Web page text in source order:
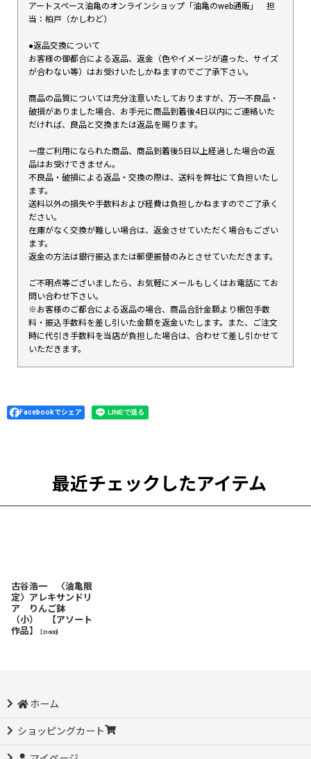
アートスペース油亀のオンラインショップ「油亀のweb通販」 担
当：柏戸（かしわど）
●返品交換について
お客様の御都合による返品、返金（色やイメージが違った、サイズ
が合わない等）はお受けいたしかねますのでご了承下さい。
商品の品質については充分注意いたしておりますが、万一不良品・
破損がありました場合、お手元に商品到着後4日以内にご連絡いた
だければ、良品と交換または返品を賜ります。
一度ご利用になられた商品、商品到着後5日以上経過した場合の返
品はお受けできません。
不良品・破損による返品・交換の際は、送料を弊社にて負担いたし
ます。
送料以外の損失や手数料および経費は負担しかねますのでご了承く
ださい。
在庫がなく交換が難しい場合は、返金させていただく場合もござい
ます。
返金の方法は銀行振込または郵便振替のみとさせていただきます。
ご不明点等ございましたら、お気軽にメールもしくはお電話にてお
問い合わせ下さい。
※お客様のご都合による返品の場合、商品合計金額より梱包手数
料・振込手数料を差し引いた金額を返金いたします。また、ご注文
時に代引き手数料を当店が負担した場合は、合わせて差し引かせて
いただきます。
Facebookでシェア
最近チェックしたアイテム
古谷浩一 〈油亀限
定〉アレキサンドリ
ア りんご鉢
（小） 【アソート
作品】
21600]
ホーム
ショッピングカート